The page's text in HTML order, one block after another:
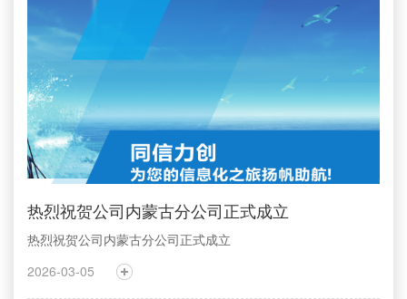
热烈祝贺公司内蒙古分公司正式成立
热烈祝贺公司内蒙古分公司正式成立
2026-03-05